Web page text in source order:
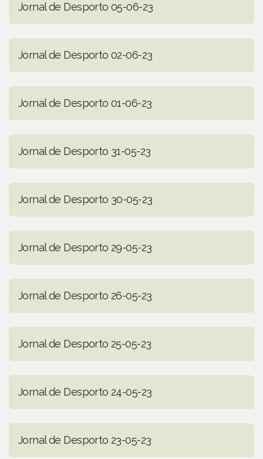
Jornal de Desporto 05-06-23
Jornal de Desporto 02-06-23
Jornal de Desporto 01-06-23
Jornal de Desporto 31-05-23
Jornal de Desporto 30-05-23
Jornal de Desporto 29-05-23
Jornal de Desporto 26-05-23
Jornal de Desporto 25-05-23
Jornal de Desporto 24-05-23
Jornal de Desporto 23-05-23